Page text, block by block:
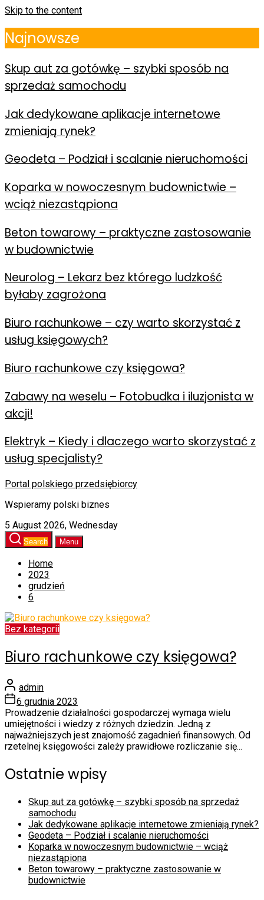
Skip to the content
Najnowsze
Skup aut za gotówkę – szybki sposób na
sprzedaż samochodu
Jak dedykowane aplikacje internetowe
zmieniają rynek?
Geodeta – Podział i scalanie nieruchomości
Koparka w nowoczesnym budownictwie –
wciąż niezastąpiona
Beton towarowy – praktyczne zastosowanie
w budownictwie
Neurolog – Lekarz bez którego ludzkość
byłaby zagrożona
Biuro rachunkowe – czy warto skorzystać z
usług księgowych?
Biuro rachunkowe czy księgowa?
Zabawy na weselu – Fotobudka i iluzjonista w
akcji!
Elektryk – Kiedy i dlaczego warto skorzystać z
usług specjalisty?
Portal polskiego przedsiębiorcy
Wspieramy polski biznes
5 August 2026, Wednesday
Search Menu
Home
2023
grudzień
6
Bez kategorii
Biuro rachunkowe czy księgowa?
admin
6 grudnia 2023
Prowadzenie działalności gospodarczej wymaga wielu
umiejętności i wiedzy z różnych dziedzin. Jedną z
najważniejszych jest znajomość zagadnień finansowych. Od
rzetelnej księgowości zależy prawidłowe rozliczanie się...
Ostatnie wpisy
Skup aut za gotówkę – szybki sposób na sprzedaż
samochodu
Jak dedykowane aplikacje internetowe zmieniają rynek?
Geodeta – Podział i scalanie nieruchomości
Koparka w nowoczesnym budownictwie – wciąż
niezastąpiona
Beton towarowy – praktyczne zastosowanie w
budownictwie